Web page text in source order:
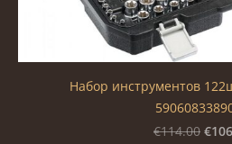
Набор инструментов
€114.00